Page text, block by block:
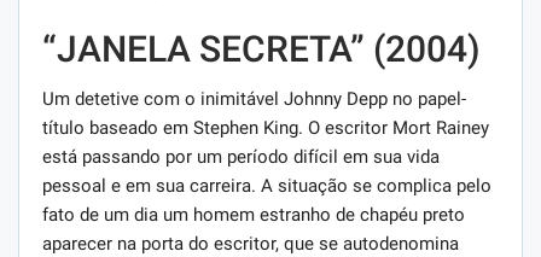
“JANELA SECRETA” (2004)
Um detetive com o inimitável Johnny Depp no ​​papel-
título baseado em Stephen King. O escritor Mort Rainey
está passando por um período difícil em sua vida
pessoal e em sua carreira. A situação se complica pelo
fato de um dia um homem estranho de chapéu preto
aparecer na porta do escritor, que se autodenomina